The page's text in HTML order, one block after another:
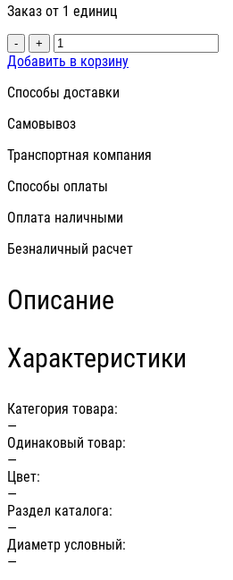
Заказ от 1 единиц
- +
Добавить в корзину
Способы доставки
Самовывоз
Транспортная компания
Способы оплаты
Оплата наличными
Безналичный расчет
Описание
Характеристики
Категория товара:
—
Одинаковый товар:
—
Цвет:
—
Раздел каталога:
—
Диаметр условный:
—